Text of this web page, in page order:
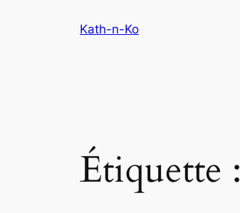
Kath-n-Ko
Étiquette :